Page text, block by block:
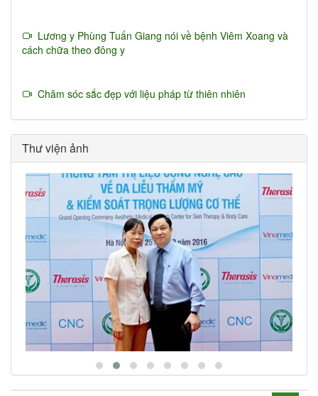
Lương y Phùng Tuấn Giang nói về bệnh Viêm Xoang và
cách chữa theo đông y
Chăm sóc sắc đẹp với liệu pháp từ thiên nhiên
Thư viện ảnh